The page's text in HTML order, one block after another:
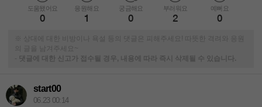
도움됐어요
0
응원해요
1
궁금해요
0
부러워요
2
예뻐요
0
※ 상대에 대한 비방이나 욕설 등의 댓글은 피해주세요! 따뜻한 격려와 응원
-
댓글에 대한 신고가 접수될 경우, 내용에 따라 즉시 삭제될 수 있습니다.
start00
06.23 00:14